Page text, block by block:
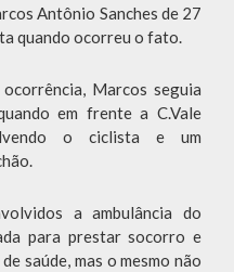
Antônio Sanches de 27
quando ocorreu o fato.
Marcos seguia
em frente a C.Vale
o ciclista e um
a ambulância do
para prestar socorro e
saúde, mas o mesmo não